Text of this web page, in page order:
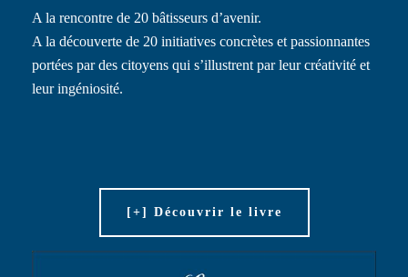
A la rencontre de 20 bâtisseurs d’avenir.
A la découverte de 20 initiatives concrètes et passionnantes
portées par des citoyens qui s’illustrent par leur créativité et
leur ingéniosité.
[+] Découvrir le livre